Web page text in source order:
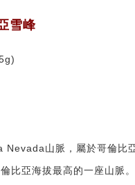
雪峰
Nevada山脈，屬於哥倫比
比亞海拔最高的一座山脈